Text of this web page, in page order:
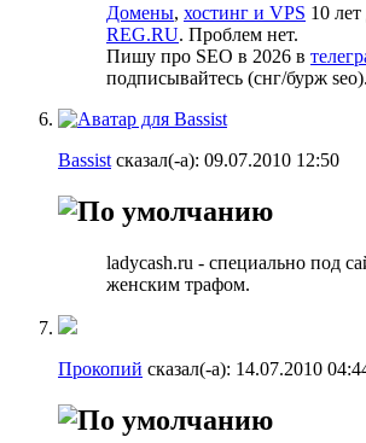
Домены, хостинг и VPS 10
REG.RU. Проблем нет.
Пишу про SEO в 2026 в
подписывайтесь (cнг/бурж seo).
Bassist сказал(-а): 09.07.2010 12:50
ladycash.ru - специально под
женским трафом.
Прокопий сказал(-а): 14.07.2010